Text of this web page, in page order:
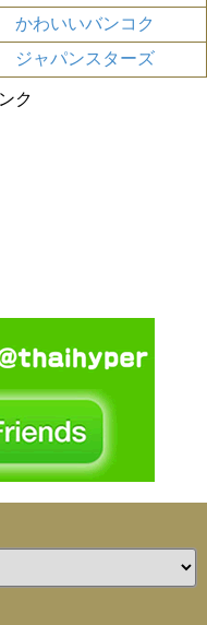
かわいいバンコク
ジャパンスターズ
ク